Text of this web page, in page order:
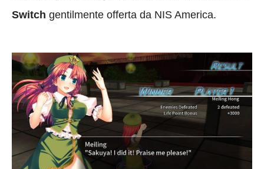
Switch gentilmente offerta da NIS America.